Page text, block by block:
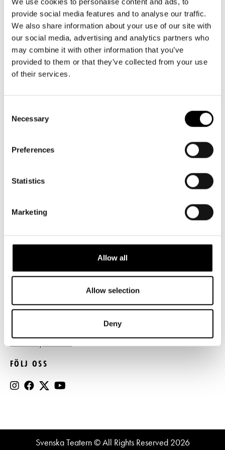
provide social media features and to analyse our traffic.
We also share information about your use of our site with
our social media, advertising and analytics partners who
may combine it with other information that you’ve
provided to them or that they’ve collected from your use
of their services.
Selection
Necessary
Preferences
Statistics
Marketing
Allow all
Allow selection
Deny
Presentkort
Tillgänglighet
Frågor & svar
Platskarta
Företag
Guidning
Teaterns verksamhet
Ensemble
Historia
Kontaktuppgifter
Press
Svenska Teatern Live
LOGGA IN
BILJETTER
Köp biljetter
biljetter@svenskateatern.fi
Biljettkassan öppnar 11.8
LÄNKAR
Press
Register- och dataskyddsbeskrivning
FÖLJ OSS
Svenska Teatern © All Rights Reserved 2026